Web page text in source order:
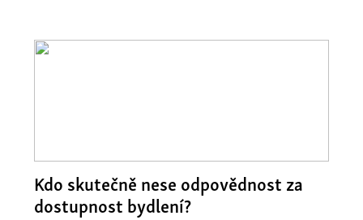
Kdo skutečně nese odpovědnost za
dostupnost bydlení?